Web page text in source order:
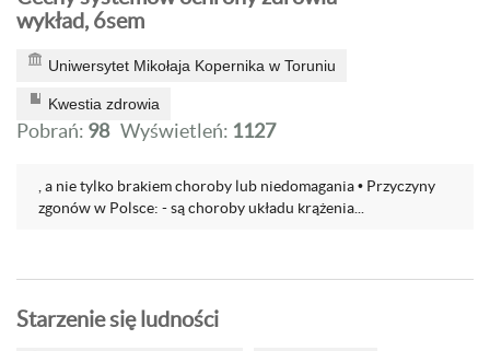
wykład, 6sem
Uniwersytet Mikołaja Kopernika w Toruniu
Kwestia zdrowia
Pobrań: 98 Wyświetleń: 1127
, a nie tylko brakiem choroby lub niedomagania • Przyczyny
zgonów w Polsce: - są choroby układu krążenia...
Starzenie się ludności